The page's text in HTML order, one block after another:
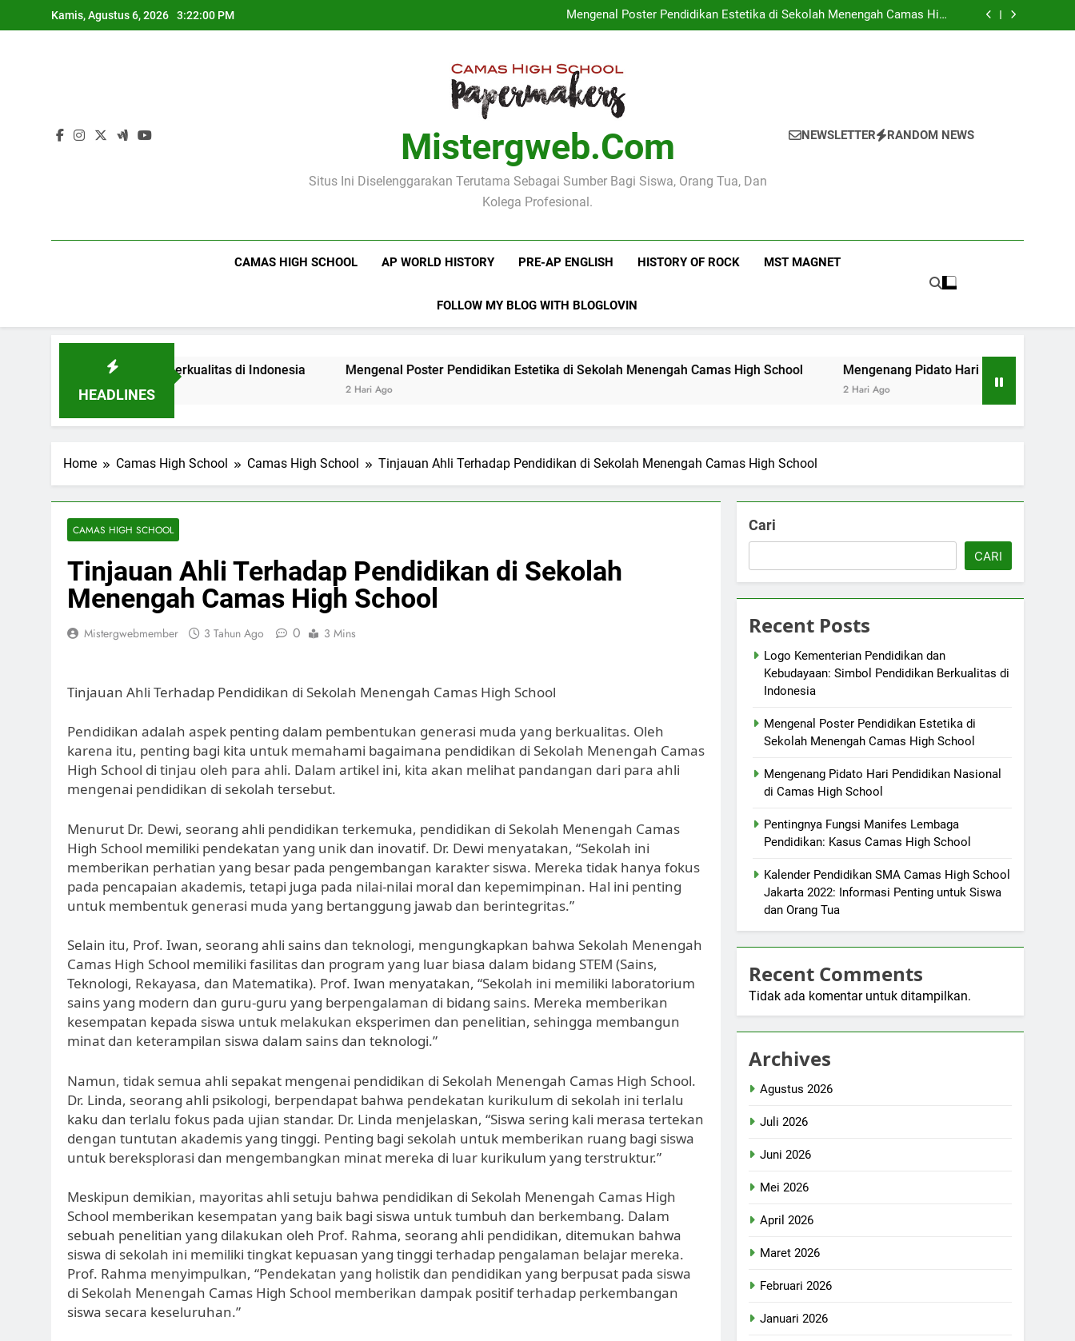
to
Kamis, Agustus 6, 2026 3:22:01 PM
Berkualitas di Indonesia
Mengenal Poster Pendidikan Estetika di Sekolah Menengah Camas High
School
Mengenang Pidato Hari Pendidikan Nasional di Camas High School
Mengenal Poster Pendidikan Estetika di Sekolah Menengah Camas High
Mengenang Pidato Hari Pendidikan Nasional di Camas High School
Pentingnya Fungsi Manifes Lembaga Pendidikan: Kasus Camas High School
Mistergweb.com
Situs Ini Diselenggarakan Terutama Sebagai Sumber Bagi Siswa, Orang Tua, Dan
Kolega Profesional.
NEWSLETTER RANDOM NEWS
CAMAS HIGH SCHOOL AP WORLD HISTORY PRE-AP ENGLISH HISTORY OF ROCK MST MAGNET
FOLLOW MY BLOG WITH BLOGLOVIN
HEADLINES
Pendidikan Berkualitas di Indonesia Mengenal Poster Pendidikan Estetika di Sekolah Menengah Camas High School Mengenang Pidato Hari Pendidikan Nasional di
Home Camas High School Camas High School Tinjauan Ahli Terhadap Pendidikan di Sekolah Menengah Camas High School
CAMAS HIGH SCHOOL
Tinjauan Ahli Terhadap Pendidikan di Sekolah
Menengah Camas High School
Mistergwebmember 3 Tahun Ago 0 3 Mins
Tinjauan Ahli Terhadap Pendidikan di Sekolah Menengah Camas High School
Pendidikan adalah aspek penting dalam pembentukan generasi muda yang berkualitas. Oleh
karena itu, penting bagi kita untuk memahami bagaimana pendidikan di Sekolah Menengah Camas
High School di tinjau oleh para ahli. Dalam artikel ini, kita akan melihat pandangan dari para ahli
mengenai pendidikan di sekolah tersebut.
Menurut Dr. Dewi, seorang ahli pendidikan terkemuka, pendidikan di Sekolah Menengah Camas
High School memiliki pendekatan yang unik dan inovatif. Dr. Dewi menyatakan, “Sekolah ini
memberikan perhatian yang besar pada pengembangan karakter siswa. Mereka tidak hanya fokus
pada pencapaian akademis, tetapi juga pada nilai-nilai moral dan kepemimpinan. Hal ini penting
untuk membentuk generasi muda yang bertanggung jawab dan berintegritas.”
Selain itu, Prof. Iwan, seorang ahli sains dan teknologi, mengungkapkan bahwa Sekolah Menengah
Camas High School memiliki fasilitas dan program yang luar biasa dalam bidang STEM (Sains,
Teknologi, Rekayasa, dan Matematika). Prof. Iwan menyatakan, “Sekolah ini memiliki laboratorium
sains yang modern dan guru-guru yang berpengalaman di bidang sains. Mereka memberikan
kesempatan kepada siswa untuk melakukan eksperimen dan penelitian, sehingga membangun
minat dan keterampilan siswa dalam sains dan teknologi.”
Namun, tidak semua ahli sepakat mengenai pendidikan di Sekolah Menengah Camas High School.
Dr. Linda, seorang ahli psikologi, berpendapat bahwa pendekatan kurikulum di sekolah ini terlalu
kaku dan terlalu fokus pada ujian standar. Dr. Linda menjelaskan, “Siswa sering kali merasa tertekan
dengan tuntutan akademis yang tinggi. Penting bagi sekolah untuk memberikan ruang bagi siswa
untuk bereksplorasi dan mengembangkan minat mereka di luar kurikulum yang terstruktur.”
Meskipun demikian, mayoritas ahli setuju bahwa pendidikan di Sekolah Menengah Camas High
School memberikan kesempatan yang baik bagi siswa untuk tumbuh dan berkembang. Dalam
sebuah penelitian yang dilakukan oleh Prof. Rahma, seorang ahli pendidikan, ditemukan bahwa
siswa di sekolah ini memiliki tingkat kepuasan yang tinggi terhadap pengalaman belajar mereka.
Prof. Rahma menyimpulkan, “Pendekatan yang holistik dan pendidikan yang berpusat pada siswa
di Sekolah Menengah Camas High School memberikan dampak positif terhadap perkembangan
siswa secara keseluruhan.”
Cari
CARI
Recent Posts
Logo Kementerian Pendidikan dan
Kebudayaan: Simbol Pendidikan Berkualitas di
Indonesia
Mengenal Poster Pendidikan Estetika di
Sekolah Menengah Camas High School
Mengenang Pidato Hari Pendidikan Nasional
di Camas High School
Pentingnya Fungsi Manifes Lembaga
Pendidikan: Kasus Camas High School
Kalender Pendidikan SMA Camas High School
Jakarta 2022: Informasi Penting untuk Siswa
dan Orang Tua
Recent Comments
Tidak ada komentar untuk ditampilkan.
Archives
Agustus 2026
Juli 2026
Juni 2026
Mei 2026
April 2026
Maret 2026
Februari 2026
Januari 2026